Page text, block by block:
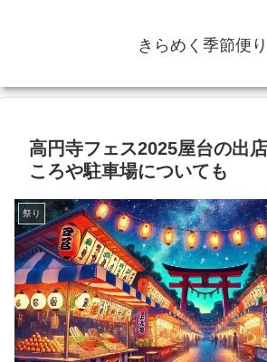
きらめく季節便り
高円寺フェス2025屋台の出
ころや駐車場についても
祭り